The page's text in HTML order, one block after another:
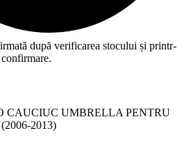
după verificarea stocului și printr-
CAUCIUC UMBRELLA PENTRU
2013)